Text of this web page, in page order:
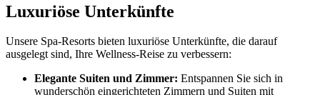
Luxuriöse Unterkünfte
Unsere Spa-Resorts bieten luxuriöse Unterkünfte, die darauf
ausgelegt sind, Ihre Wellness-Reise zu verbessern:
Elegante Suiten und Zimmer: Entspannen Sie sich in
wunderschön eingerichteten Zimmern und Suiten mit